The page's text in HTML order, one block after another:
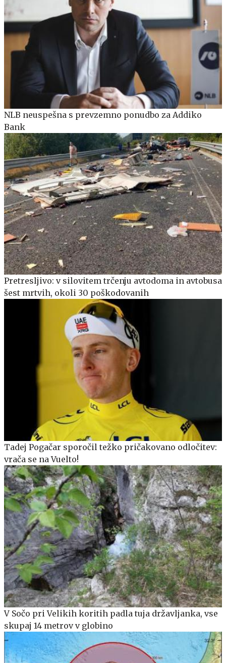
NLB neuspešna s prevzemno ponudbo za Addiko
Bank
Pretresljivo: v silovitem trčenju avtodoma in avtobusa
šest mrtvih, okoli 30 poškodovanih
Tadej Pogačar sporočil težko pričakovano odločitev:
vrača se na Vuelto!
V Sočo pri Velikih koritih padla tuja državljanka, vse
skupaj 14 metrov v globino